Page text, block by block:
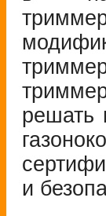
решать
и